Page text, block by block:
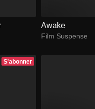
Awake
Film Suspense
S'abonner